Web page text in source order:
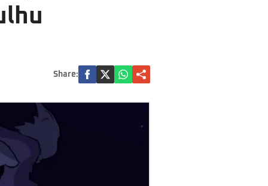
Share: